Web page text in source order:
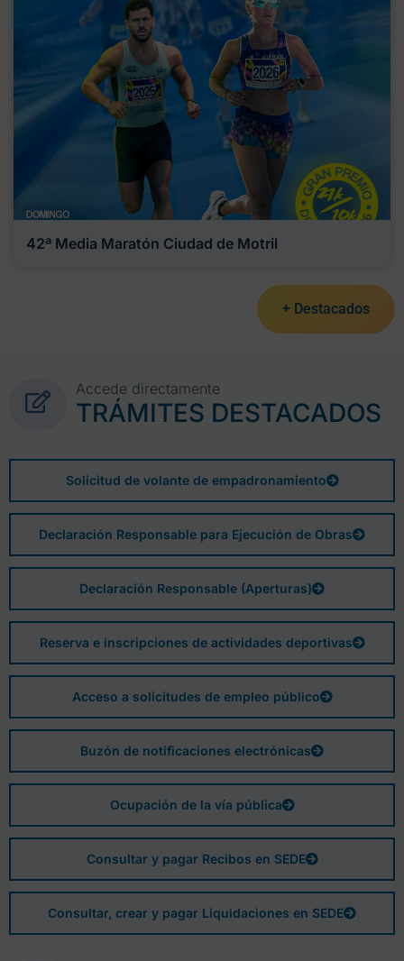
42ª Media Maratón Ciudad de Motril
+ Destacados
Accede directamente
TRÁMITES DESTACADOS
Solicitud de volante de empadronamiento
Declaración Responsable para Ejecución de Obras
Declaración Responsable (Aperturas)
Reserva e inscripciones de actividades deportivas
Acceso a solicitudes de empleo público
Buzón de notificaciones electrónicas
Ocupación de la vía pública
Consultar y pagar Recibos en SEDE
Consultar, crear y pagar Liquidaciones en SEDE